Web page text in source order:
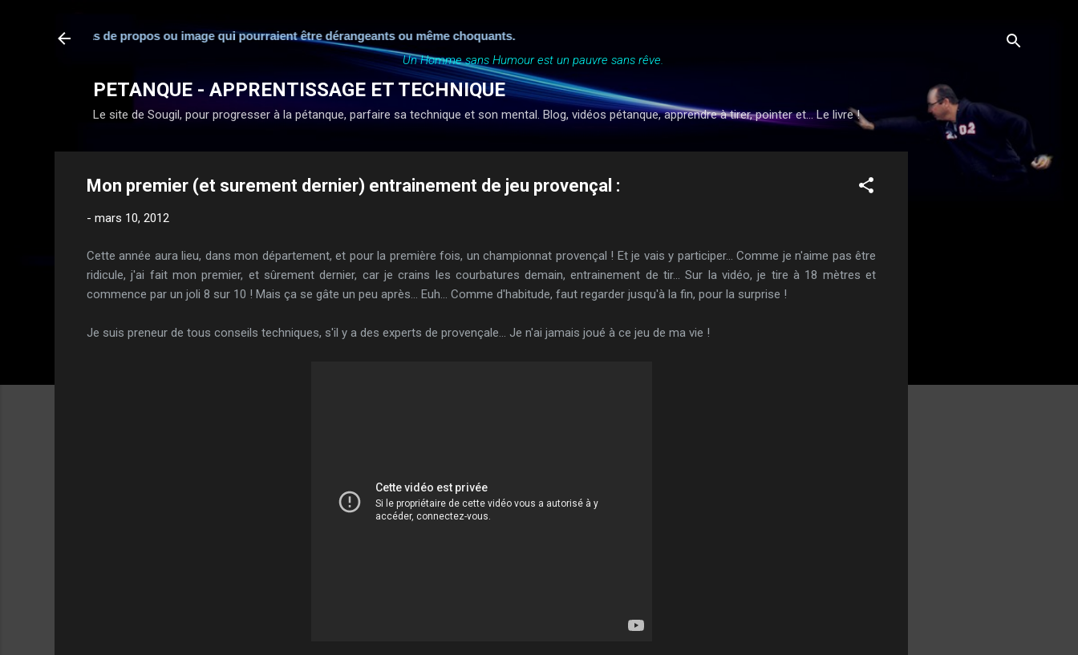
en cas de propos ou image qui pourraient être dérangeants ou même choquants.
Un Homme sans Humour est un pauvre sans rêve.
PETANQUE - APPRENTISSAGE ET TECHNIQUE
Le site de Sougil, pour progresser à la pétanque, parfaire sa technique et son mental. Blog, vidéos pétanque, apprendre à tirer, pointer et... Le livre !
Mon premier (et surement dernier) entrainement de jeu provençal :
- mars 10, 2012
Cette année aura lieu, dans mon département, et pour la première fois, un championnat provençal ! Et je vais y participer... Comme je n'aime pas être
ridicule, j'ai fait mon premier, et sûrement dernier, car je crains les courbatures demain, entrainement de tir... Sur la vidéo, je tire à 18 mètres et
commence par un joli 8 sur 10 ! Mais ça se gâte un peu après... Euh... Comme d'habitude, faut regarder jusqu'à la fin, pour la surprise !
Je suis preneur de tous conseils techniques, s'il y a des experts de provençale... Je n'ai jamais joué à ce jeu de ma vie !